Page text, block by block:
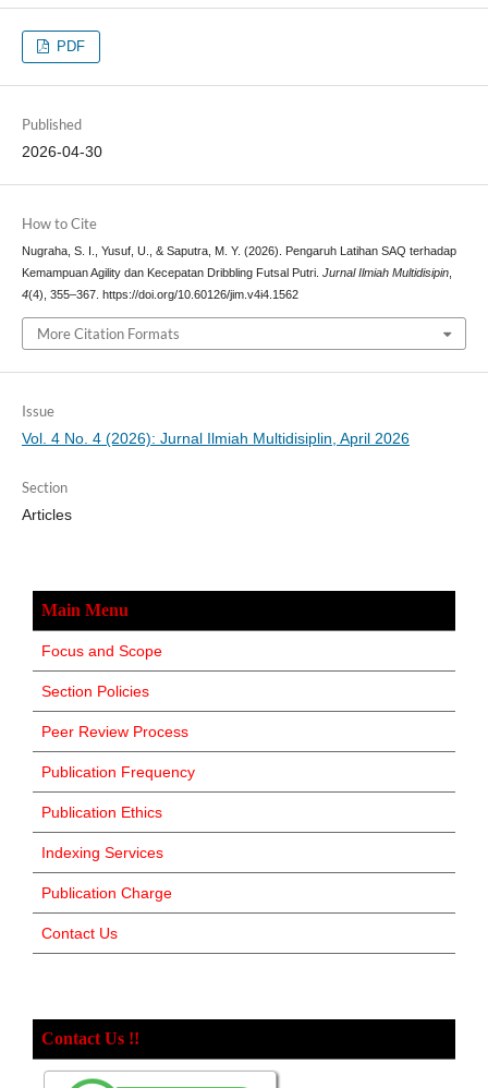
PDF
Published
2026-04-30
How to Cite
Nugraha, S. I., Yusuf, U., & Saputra, M. Y. (2026). Pengaruh Latihan SAQ terhadap
Kemampuan Agility dan Kecepatan Dribbling Futsal Putri. Jurnal Ilmiah Multidisipin,
4(4), 355–367. https://doi.org/10.60126/jim.v4i4.1562
More Citation Formats
Issue
Vol. 4 No. 4 (2026): Jurnal Ilmiah Multidisiplin, April 2026
Section
Articles
Main Menu
Focus and Scope
Section Policies
Peer Review Process
Publication Frequency
Publication Ethics
Indexing Services
Publication Charge
Contact Us
Contact Us !!